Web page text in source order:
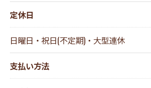
定休日
日曜日・祝日(不定期)・大型連休
支払い方法